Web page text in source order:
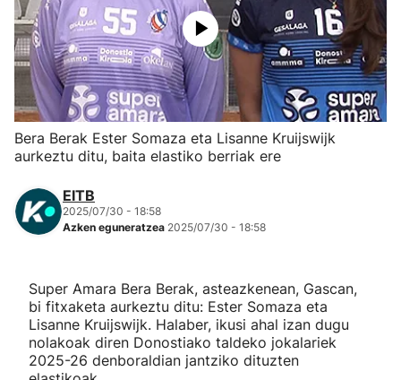
Herri-kirolak
Eskubaloia
Kirolak 360
Mendi-lasterketak
"Helmuga"
Bera Berak Ester Somaza eta Lisanne Kruijswijk
aurkeztu ditu, baita elastiko berriak ere
EITB
2025/07/30 - 18:58
Azken eguneratzea 2025/07/30 - 18:58
Super Amara Bera Berak, asteazkenean, Gascan,
bi fitxaketa aurkeztu ditu: Ester Somaza eta
Lisanne Kruijswijk. Halaber, ikusi ahal izan dugu
nolakoak diren Donostiako taldeko jokalariek
2025-26 denboraldian jantziko dituzten